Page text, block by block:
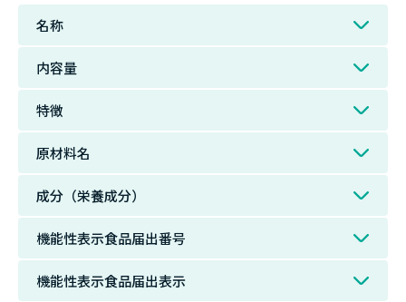
名称
内容量
特徴
原材料名
成分（栄養成分）
機能性表示食品届出番号
機能性表示食品届出表示